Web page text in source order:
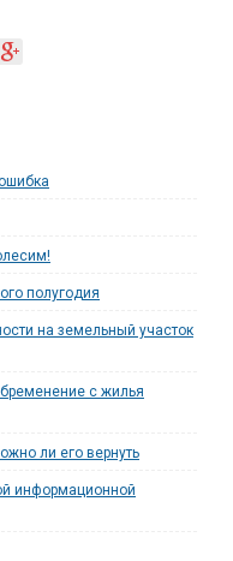
полугодия
на земельный участок
с жилья
ли его вернуть
информационной